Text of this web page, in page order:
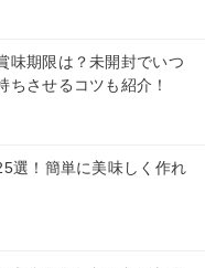
味期限は？未開封でいつ
ちさせるコツも紹介！
選！簡単に美味しく作れ